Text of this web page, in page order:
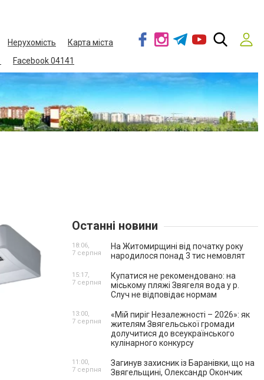
Нерухомість
Карта міста
Facebook 04141
Останні новини
На Житомирщині від початку року
народилося понад 3 тис немовлят
18:06,
7 серпня
Купатися не рекомендовано: на
міському пляжі Звягеля вода у р.
Случ не відповідає нормам
15:17,
7 серпня
«Мій пиріг Незалежності – 2026»: як
жителям Звягельської громади
долучитися до всеукраїнського
кулінарного конкурсу
13:00,
7 серпня
Загинув захисник із Баранівки, що на
Звягельщині, Олександр Окончик
11:00,
7 серпня